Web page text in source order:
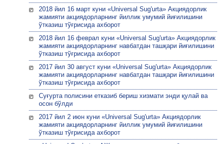
2018 йил 16 март куни «Universal Sug'urta» Акциядорлик
жамияти акциядорларнинг йиллик умумий йиғилишини
ўтказиш тўғрисида ахборот
2018 йил 16 феврал куни «Universal Sug'urta» Акциядорлик
жамияти акциядорларнинг навбатдан ташқари йиғилишини
ўтказиш тўғрисида ахборот
2017 йил 30 август куни «Universal Sug'urta» Акциядорлик
жамияти акциядорларнинг навбатдан ташқари йиғилишини
ўтказиш тўғрисида ахборот
Суғурта полисини етказиб бериш хизмати энди қулай ва
осон бўлди
2017 йил 2 июн куни «Universal Sug'urta» Акциядорлик
жамияти акциядорларнинг йиллик умумий йиғилишини
ўтказиш тўғрисида ахборот